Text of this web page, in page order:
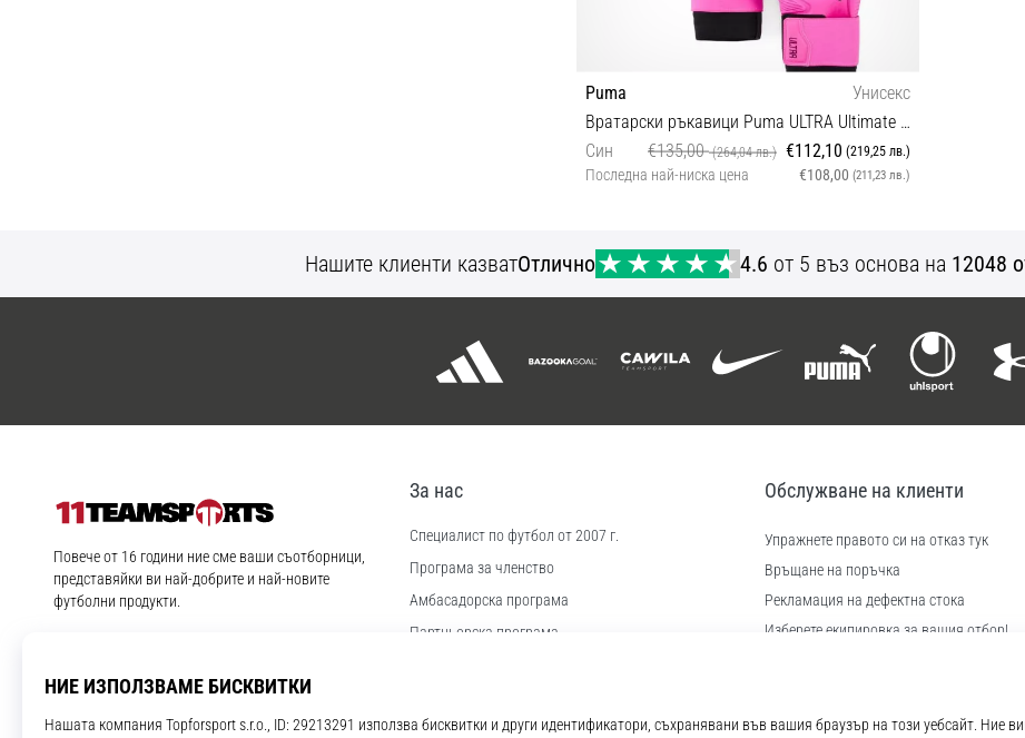
Puma
Унисекс
Вратарски ръкавици Puma ULTRA Ultimate Hybrid Goalkeeper Gloves
Син
€135,00(264,04 лв.) €112,10 (219,25 лв.)
Последна най-ниска цена €108,00 (211,23 лв.)
Нашите клиенти казватОтлично 4.6 от 5 въз основа на 12048
11teamsports.bg
Повече от 16 години ние сме ваши съотборници,
представяйки ви най-добрите и най-новите
футболни продукти.
За нас
Специалист по футбол от 2007 г.
Програма за членство
Aмбасадорска програма
Партньорска програма
Правила и условия
Обслужване на клиенти
Упражнете правото си на отказ тук
Връщане на поръчка
Рекламация на дефектна стока
Изберете екипировка за вашия отбор!
Контакт